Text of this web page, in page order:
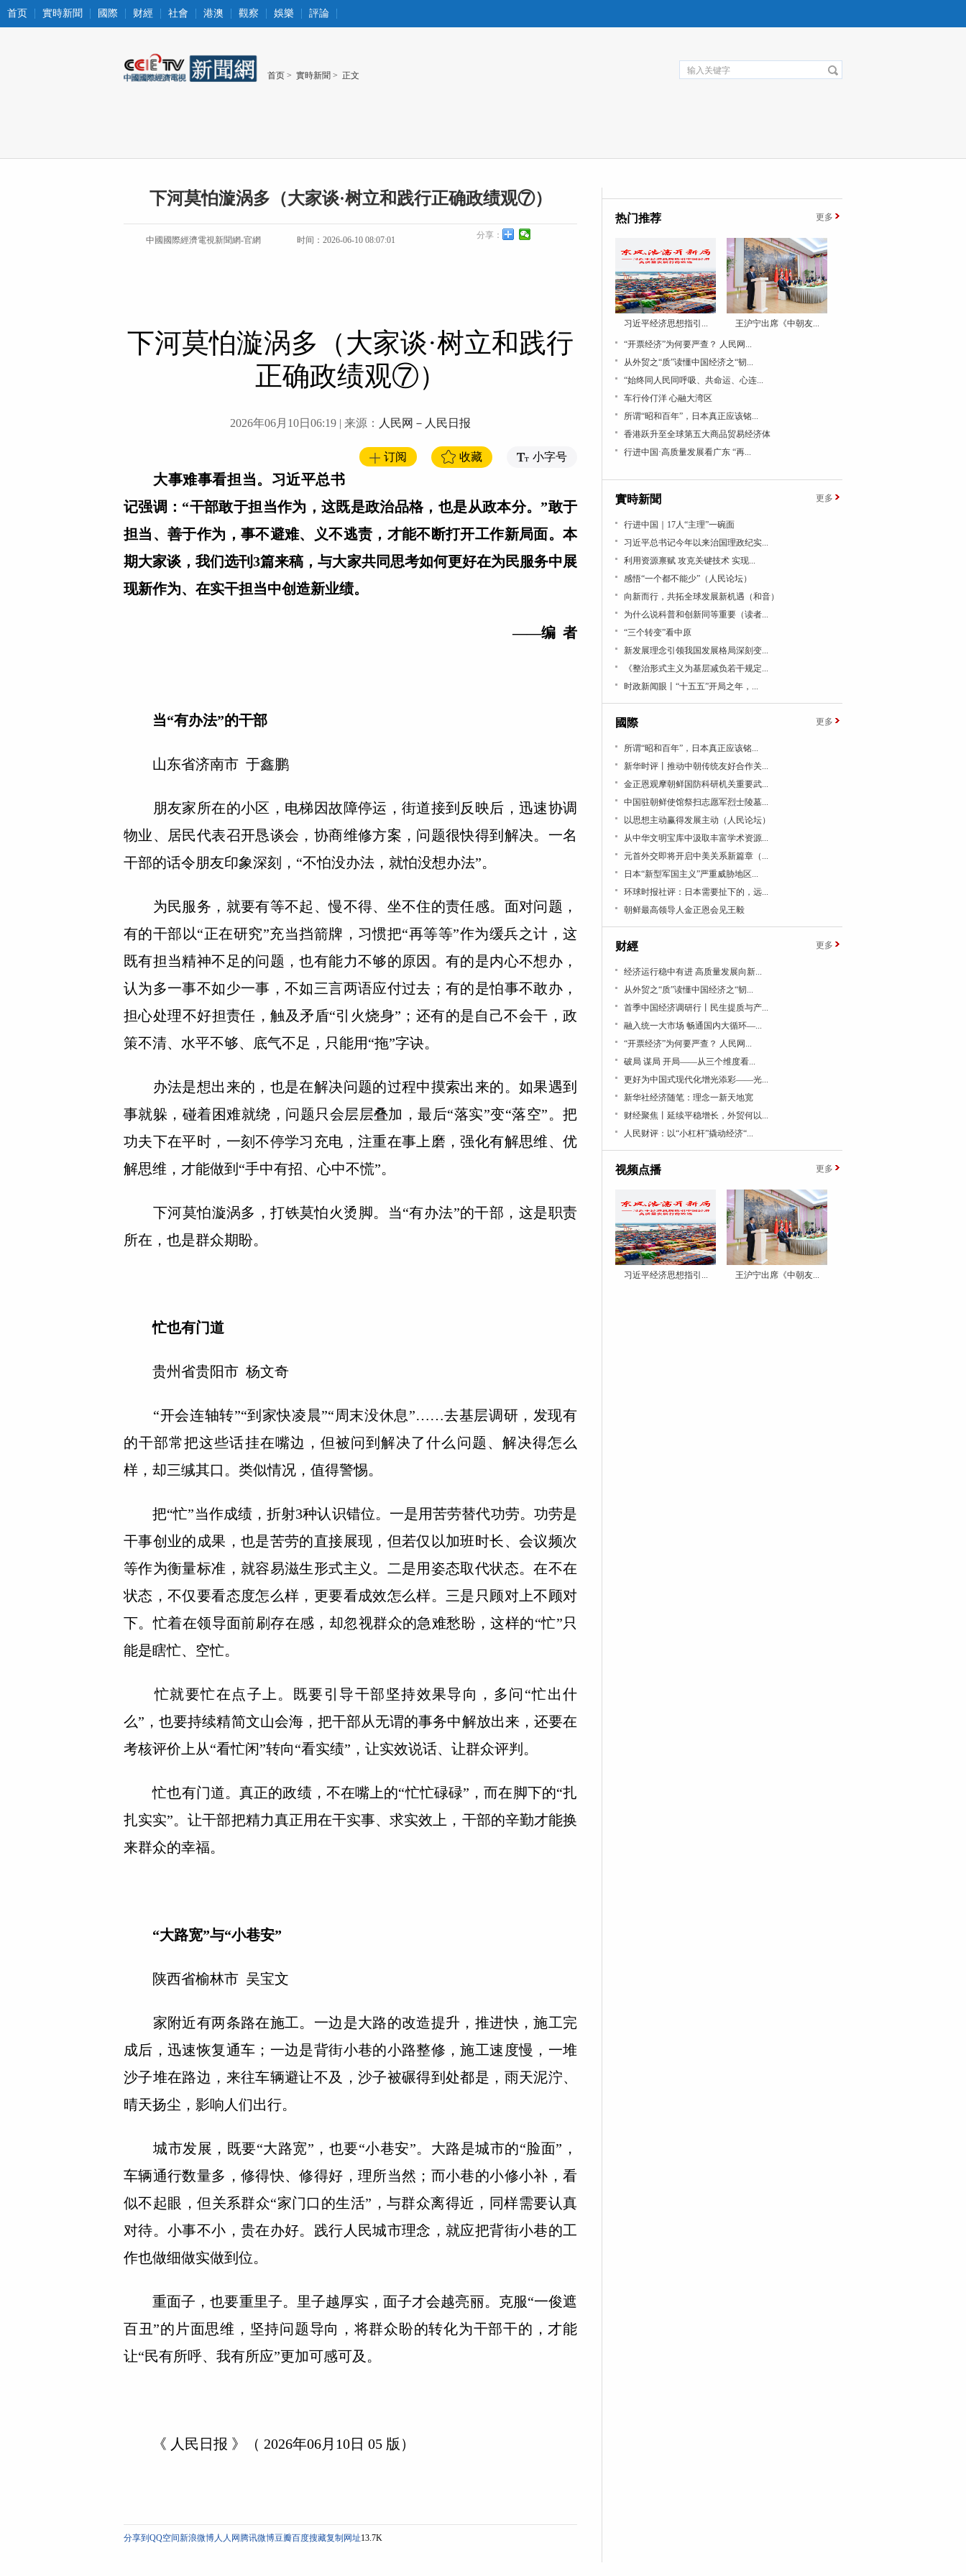
首页 實時新聞 國際 财經 社會 港澳 觀察 娛樂 評論
首页 > 實時新聞 > 正文
下河莫怕漩涡多（大家谈·树立和践行正确政绩观⑦）
中國國際經濟電視新聞網-官網 时间：2026-06-10 08:07:01 分享：
下河莫怕漩涡多（大家谈·树立和践行
正确政绩观⑦）
2026年06月10日06:19 | 来源： 人民网－人民日报
订阅 收藏 小字号
大事难事看担当。习近平总书
记强调：“干部敢于担当作为，这既是政治品格，也是从政本分。”敢于
担当、善于作为，事不避难、义不逃责，才能不断打开工作新局面。本
期大家谈，我们选刊3篇来稿，与大家共同思考如何更好在为民服务中展
现新作为、在实干担当中创造新业绩。
——编 者
当“有办法”的干部
山东省济南市 于鑫鹏
朋友家所在的小区，电梯因故障停运，街道接到反映后，迅速协调
物业、居民代表召开恳谈会，协商维修方案，问题很快得到解决。一名
干部的话令朋友印象深刻，“不怕没办法，就怕没想办法”。
为民服务，就要有等不起、慢不得、坐不住的责任感。面对问题，
有的干部以“正在研究”充当挡箭牌，习惯把“再等等”作为缓兵之计，这
既有担当精神不足的问题，也有能力不够的原因。有的是内心不想办，
认为多一事不如少一事，不如三言两语应付过去；有的是怕事不敢办，
担心处理不好担责任，触及矛盾“引火烧身”；还有的是自己不会干，政
策不清、水平不够、底气不足，只能用“拖”字诀。
办法是想出来的，也是在解决问题的过程中摸索出来的。如果遇到
事就躲，碰着困难就绕，问题只会层层叠加，最后“落实”变“落空”。把
功夫下在平时，一刻不停学习充电，注重在事上磨，强化有解思维、优
解思维，才能做到“手中有招、心中不慌”。
下河莫怕漩涡多，打铁莫怕火烫脚。当“有办法”的干部，这是职责
所在，也是群众期盼。
忙也有门道
贵州省贵阳市 杨文奇
“开会连轴转”“到家快凌晨”“周末没休息”……去基层调研，发现有
的干部常把这些话挂在嘴边，但被问到解决了什么问题、解决得怎么
样，却三缄其口。类似情况，值得警惕。
把“忙”当作成绩，折射3种认识错位。一是用苦劳替代功劳。功劳是
干事创业的成果，也是苦劳的直接展现，但若仅以加班时长、会议频次
等作为衡量标准，就容易滋生形式主义。二是用姿态取代状态。在不在
状态，不仅要看态度怎么样，更要看成效怎么样。三是只顾对上不顾对
下。忙着在领导面前刷存在感，却忽视群众的急难愁盼，这样的“忙”只
能是瞎忙、空忙。
忙就要忙在点子上。既要引导干部坚持效果导向，多问“忙出什
么”，也要持续精简文山会海，把干部从无谓的事务中解放出来，还要在
考核评价上从“看忙闲”转向“看实绩”，让实效说话、让群众评判。
忙也有门道。真正的政绩，不在嘴上的“忙忙碌碌”，而在脚下的“扎
扎实实”。让干部把精力真正用在干实事、求实效上，干部的辛勤才能换
来群众的幸福。
“大路宽”与“小巷安”
陕西省榆林市 吴宝文
家附近有两条路在施工。一边是大路的改造提升，推进快，施工完
成后，迅速恢复通车；一边是背街小巷的小路整修，施工速度慢，一堆
沙子堆在路边，来往车辆避让不及，沙子被碾得到处都是，雨天泥泞、
晴天扬尘，影响人们出行。
城市发展，既要“大路宽”，也要“小巷安”。大路是城市的“脸面”，
车辆通行数量多，修得快、修得好，理所当然；而小巷的小修小补，看
似不起眼，但关系群众“家门口的生活”，与群众离得近，同样需要认真
对待。小事不小，贵在办好。践行人民城市理念，就应把背街小巷的工
作也做细做实做到位。
重面子，也要重里子。里子越厚实，面子才会越亮丽。克服“一俊遮
百丑”的片面思维，坚持问题导向，将群众盼的转化为干部干的，才能
让“民有所呼、我有所应”更加可感可及。
《 人民日报 》（ 2026年06月10日 05 版）
分享到 QQ空间新浪微博人人网 腾讯微博豆瓣百度搜藏复制网址13.7K
热门推荐 更多
习近平经济思想指引... 王沪宁出席《中朝友...
“开票经济”为何要严查？ 人民网...
从外贸之“质”读懂中国经济之“韧...
“始终同人民同呼吸、共命运、心连...
车行伶仃洋 心融大湾区
所谓“昭和百年”，日本真正应该铭...
香港跃升至全球第五大商品贸易经济体
行进中国·高质量发展看广东 “再...
實時新聞 更多
行进中国｜17人“主理”一碗面
习近平总书记今年以来治国理政纪实...
利用资源禀赋 攻克关键技术 实现...
感悟“一个都不能少”（人民论坛）
向新而行，共拓全球发展新机遇（和音）
为什么说科普和创新同等重要（读者...
“三个转变”看中原
新发展理念引领我国发展格局深刻变...
《整治形式主义为基层减负若干规定...
时政新闻眼丨“十五五”开局之年，...
國際 更多
所谓“昭和百年”，日本真正应该铭...
新华时评丨推动中朝传统友好合作关...
金正恩观摩朝鲜国防科研机关重要武...
中国驻朝鲜使馆祭扫志愿军烈士陵墓...
以思想主动赢得发展主动（人民论坛）
从中华文明宝库中汲取丰富学术资源...
元首外交即将开启中美关系新篇章（...
日本“新型军国主义”严重威胁地区...
环球时报社评：日本需要扯下的，远...
朝鲜最高领导人金正恩会见王毅
财經 更多
经济运行稳中有进 高质量发展向新...
从外贸之“质”读懂中国经济之“韧...
首季中国经济调研行丨民生提质与产...
融入统一大市场 畅通国内大循环—...
“开票经济”为何要严查？ 人民网...
破局 谋局 开局——从三个维度看...
更好为中国式现代化增光添彩——光...
新华社经济随笔：理念一新天地宽
财经聚焦丨延续平稳增长，外贸何以...
人民财评：以“小杠杆”撬动经济“...
视频点播 更多
习近平经济思想指引... 王沪宁出席《中朝友...